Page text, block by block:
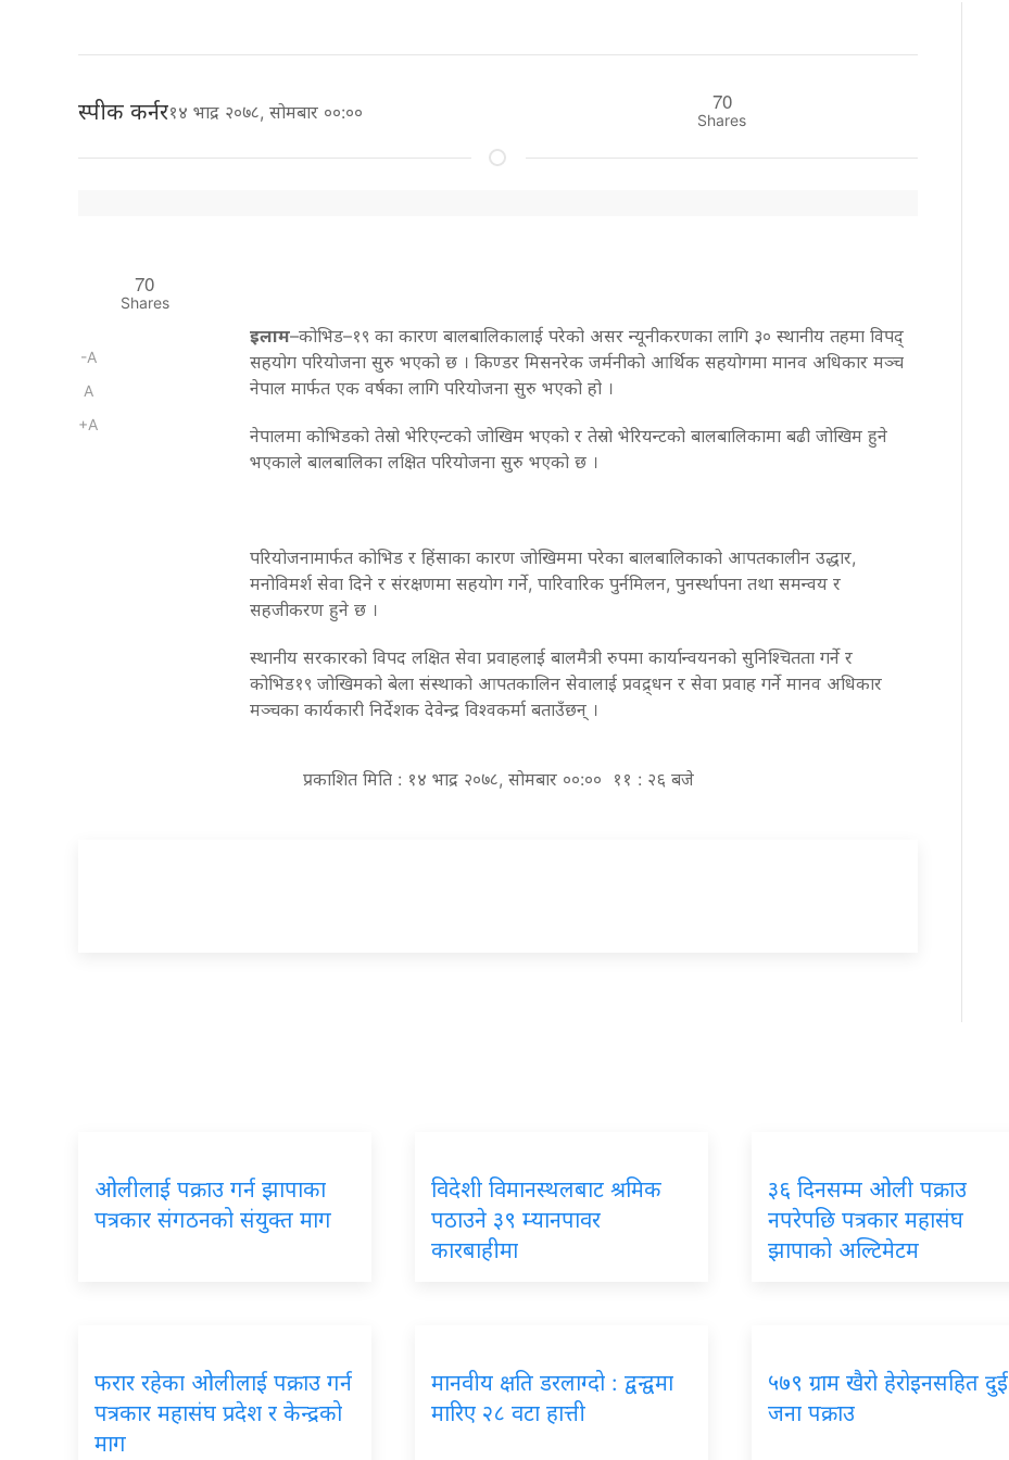
स्पीक कर्नर१४ भाद्र २०७८, सोमबार ००:०० 70
Shares
70
Shares
-A
A
+A
इलाम–कोभिड–१९ का कारण बालबालिकालाई परेको असर न्यूनीकरणका लागि ३० स्थानीय तहमा विपद्
सहयोग परियोजना सुरु भएको छ । किण्डर मिसनरेक जर्मनीको आर्थिक सहयोगमा मानव अधिकार मञ्च
नेपाल मार्फत एक वर्षका लागि परियोजना सुरु भएको हो ।
नेपालमा कोभिडको तेस्रो भेरिएन्टको जोखिम भएको र तेस्रो भेरियन्टको बालबालिकामा बढी जोखिम हुने
भएकाले बालबालिका लक्षित परियोजना सुरु भएको छ ।
परियोजनामार्फत कोभिड र हिंसाका कारण जोखिममा परेका बालबालिकाको आपतकालीन उद्धार,
मनोविमर्श सेवा दिने र संरक्षणमा सहयोग गर्ने, पारिवारिक पुर्नमिलन, पुनर्स्थापना तथा समन्वय र
सहजीकरण हुने छ ।
स्थानीय सरकारको विपद लक्षित सेवा प्रवाहलाई बालमैत्री रुपमा कार्यान्वयनको सुनिश्चितता गर्ने र
कोभिड१९ जोखिमको बेला संस्थाको आपतकालिन सेवालाई प्रवद्र्धन र सेवा प्रवाह गर्ने मानव अधिकार
मञ्चका कार्यकारी निर्देशक देवेन्द्र विश्वकर्मा बताउँछन् ।
प्रकाशित मिति : १४ भाद्र २०७८, सोमबार ००:०० ११ : २६ बजे
ओलीलाई पक्राउ गर्न झापाका
पत्रकार संगठनको संयुक्त माग
विदेशी विमानस्थलबाट श्रमिक
पठाउने ३९ म्यानपावर
कारबाहीमा
३६ दिनसम्म ओली पक्राउ
नपरेपछि पत्रकार महासंघ
झापाको अल्टिमेटम
फरार रहेका ओलीलाई पक्राउ गर्न
पत्रकार महासंघ प्रदेश र केन्द्रको
माग
मानवीय क्षति डरलाग्दो : द्वन्द्वमा
मारिए २८ वटा हात्ती
५७९ ग्राम खैरो हेरोइनसहित दुई
जना पक्राउ